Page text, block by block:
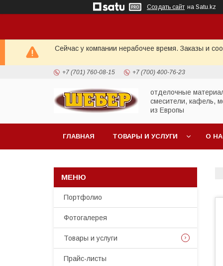
Создать сайт на Satu.kz
Сейчас у компании нерабочее время. Заказы и
+7 (701) 760-08-15 +7 (700) 400-76-23
отделочные
смесители, кафель,
из Европы
ГЛАВНАЯ ТОВАРЫ И УСЛУГИ О
Портфолио
Фотогалерея
Товары и услуги
Прайс-листы